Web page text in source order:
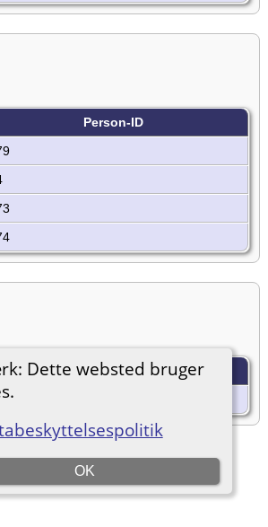
Dette websted bruger
OK
Person-ID
Person-ID